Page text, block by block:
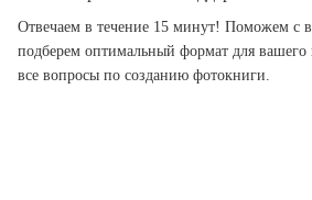
Отвечаем в течение 15 минут! Поможем с
подберем оптимальный формат для вашего
все вопросы по созданию фотокниги.